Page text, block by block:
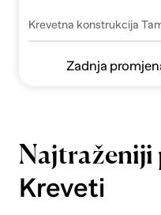
Krevetna konstrukcija
Zadnja
Najtraženiji
Kreveti